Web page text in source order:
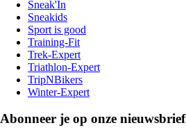
Sneak'In
Sneakids
Sport is good
Training-Fit
Trek-Expert
Triathlon-Expert
TripNBikers
Winter-Expert
Abonneer je op onze nieuwsbrief